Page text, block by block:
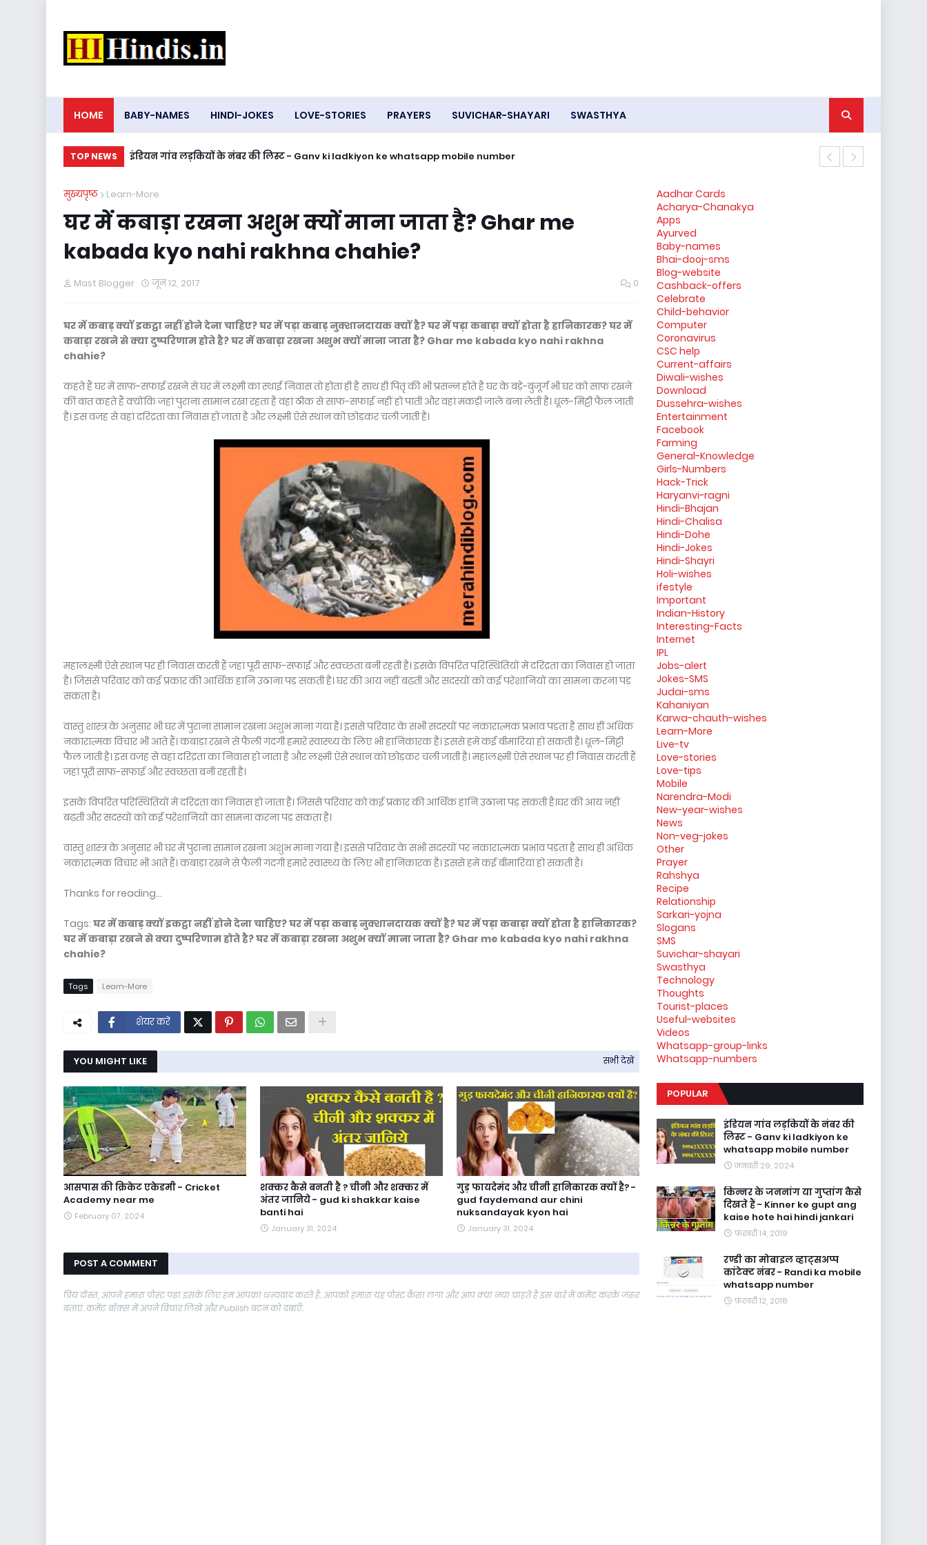
HOME BABY-NAMES HINDI-JOKES LOVE-STORIES PRAYERS SUVICHAR-SHAYARI SWASTHYA
TOP NEWS इंडियन गांव लड़कियों के नंबर की लिस्ट - Ganv ki ladkiyon ke whatsapp mobile number
मुख्यपृष्ठ Learn-More
घर में कबाड़ा रखना अशुभ क्यों माना जाता है? Ghar me
kabada kyo nahi rakhna chahie?
Mast Blogger जून 12, 2017 0
घर में कबाड़ क्यों इकट्ठा नहीं होने देना चाहिए? घर में पड़ा कबाड़ नुक्शानदायक क्यों है? घर में पड़ा कबाड़ा क्यों होता है हानिकारक? घर में
कबाड़ा रखने से क्या दुष्परिणाम होते है? घर में कबाड़ा रखना अशुभ क्यों माना जाता है? Ghar me kabada kyo nahi rakhna
chahie?
कहते हैं घर में साफ-सफाई रखने से घर में लक्ष्मी का स्थाई निवास तो होता ही है साथ ही पितृ की भी प्रसन्न होते है घर के बड़े-बुजूर्ग भी घर को साफ रखने
की बात कहते हैं क्योंकि जहां पुराना सामान रखा रहता है वहां ठीक से साफ-सफाई नहीं हो पाती और वहां मकड़ी जाले बना लेती है। धूल-मिट्टी फैल जाती
है। इस वजह से वहां दरिद्रता का निवास हो जाता है और लक्ष्मी ऐसे स्थान को छोड़कर चली जाती है।
महालक्ष्मी ऐसे स्थान पर ही निवास करती हैं जहां पूरी साफ-सफाई और स्वच्छता बनी रहती है। इसके विपरित परिस्थितियों में दरिद्रता का निवास हो जाता
है। जिससे परिवार को कई प्रकार की आर्थिक हानि उठाना पड़ सकती है। घर की आय नहीं बढ़ती और सदस्यों को कई परेशानियों का सामना करना पड़
सकता है।
वास्तु शास्त्र के अनुसार भी घर में पुराना सामान रखना अशुभ माना गया है। इससे परिवार के सभी सदस्यों पर नकारात्मक प्रभाव पड़ता है साथ ही अधिक
नकारात्मक विचार भी आते हैं। कबाड़ा रखने से फैली गंदगी हमारे स्वास्थ्य के लिए भी हानिकारक है। इससे हमें कई बीमारियां हो सकती है। धूल-मिट्टी
फैल जाती है। इस वजह से वहां दरिद्रता का निवास हो जाता है और लक्ष्मी ऐसे स्थान को छोड़कर चली जाती है। महालक्ष्मी ऐसे स्थान पर ही निवास करती हैं
जहां पूरी साफ-सफाई और स्वच्छता बनी रहती है।
इसके विपरित परिस्थितियों में दरिद्रता का निवास हो जाता है। जिससे परिवार को कई प्रकार की आर्थिक हानि उठाना पड़ सकती है।घर की आय नहीं
बढ़ती और सदस्यों को कई परेशानियों का सामना करना पड़ सकता है।
वास्तु शास्त्र के अनुसार भी घर में पुराना सामान रखना अशुभ माना गया है। इससे परिवार के सभी सदस्यों पर नकारात्मक प्रभाव पड़ता है साथ ही अधिक
नकारात्मक विचार भी आते हैं। कबाड़ा रखने से फैली गंदगी हमारे स्वास्थ्य के लिए भी हानिकारक है। इससे हमें कई बीमारियां हो सकती है।
Thanks for reading...
Tags: घर में कबाड़ क्यों इकट्ठा नहीं होने देना चाहिए? घर में पड़ा कबाड़ नुक्शानदायक क्यों है? घर में पड़ा कबाड़ा क्यों होता है हानिकारक?
घर में कबाड़ा रखने से क्या दुष्परिणाम होते है? घर में कबाड़ा रखना अशुभ क्यों माना जाता है? Ghar me kabada kyo nahi rakhna
chahie?
Tags Learn-More
शेयर करें
YOU MIGHT LIKE सभी देखें
आसपास की क्रिकेट एकेडमी - Cricket
Academy near me
February 07, 2024
शक्कर कैसे बनती है ? चीनी और शक्कर में
अंतर जानिये - gud ki shakkar kaise
banti hai
January 31, 2024
गुड़ फायदेमंद और चीनी हानिकारक क्यों है? -
gud faydemand aur chini
nuksandayak kyon hai
January 31, 2024
POST A COMMENT
प्रिय दोस्त, आपने हमारा पोस्ट पढ़ा इसके लिए हम आपका धन्यवाद करते है. आपको हमारा यह पोस्ट कैसा लगा और आप क्या नया चाहते है इस बारे में कमेंट करके जरुर
बताएं. कमेंट बॉक्स में अपने विचार लिखें और Publish बटन को दबाएँ.
Aadhar Cards
Acharya-Chanakya
Apps
Ayurved
Baby-names
Bhai-dooj-sms
Blog-website
Cashback-offers
Celebrate
Child-behavior
Computer
Coronavirus
CSC help
Current-affairs
Diwali-wishes
Download
Dussehra-wishes
Entertainment
Facebook
Farming
General-Knowledge
Girls-Numbers
Hack-Trick
Haryanvi-ragni
Hindi-Bhajan
Hindi-Chalisa
Hindi-Dohe
Hindi-Jokes
Hindi-Shayri
Holi-wishes
ifestyle
Important
Indian-History
Interesting-Facts
Internet
IPL
Jobs-alert
Jokes-SMS
Judai-sms
Kahaniyan
Karwa-chauth-wishes
Learn-More
Live-tv
Love-stories
Love-tips
Mobile
Narendra-Modi
New-year-wishes
News
Non-veg-jokes
Other
Prayer
Rahshya
Recipe
Relationship
Sarkari-yojna
Slogans
SMS
Suvichar-shayari
Swasthya
Technology
Thoughts
Tourist-places
Useful-websites
Videos
Whatsapp-group-links
Whatsapp-numbers
POPULAR
इंडियन गांव लड़कियों के नंबर की
लिस्ट - Ganv ki ladkiyon ke
whatsapp mobile number
जनवरी 29, 2024
किन्नर के जननांग या गुप्तांग कैसे
दिखते हैं - Kinner ke gupt ang
kaise hote hai hindi jankari
फ़रवरी 14, 2019
रण्डी का मोबाइल व्हाट्सअप्प
कांटेक्ट नंबर - Randi ka mobile
whatsapp number
फ़रवरी 12, 2018